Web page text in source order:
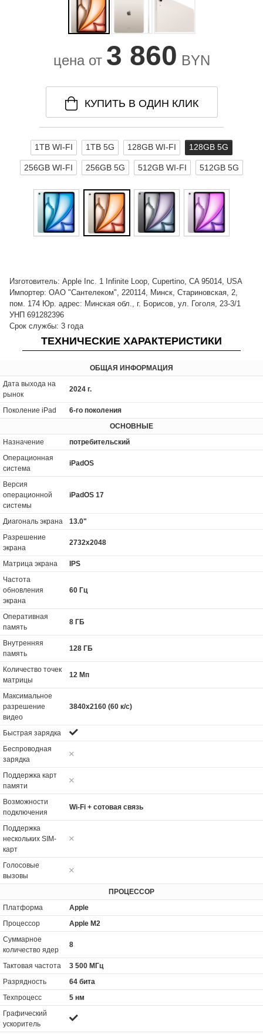
цена от 3 860 BYN
КУПИТЬ В ОДИН КЛИК
1TB WI-FI 1TB 5G 128GB WI-FI 128GB 5G
256GB WI-FI 256GB 5G 512GB WI-FI 512GB 5G
Изготовитель: Apple Inc. 1 Infinite Loop, Cupertino, CA 95014, USA
Импортер: ОАО "Сантелеком", 220114, Минск, Стариновская, 2,
пом. 174 Юр. адрес: Минская обл., г. Борисов, ул. Гоголя, 23-3/1
УНП 691282396
Срок службы: 3 года
ТЕХНИЧЕСКИЕ ХАРАКТЕРИСТИКИ
ОБЩАЯ ИНФОРМАЦИЯ
Дата выхода на
рынок
2024 г.
Поколение iPad
6-го поколения
ОСНОВНЫЕ
Назначение
потребительский
Операционная
система
iPadOS
Версия
операционной
системы
iPadOS 17
Диагональ экрана
13.0"
Разрешение
экрана
2732x2048
Матрица экрана
IPS
Частота
обновления
экрана
60 Гц
Оперативная
память
8 ГБ
Внутренняя
память
128 ГБ
Количество точек
матрицы
12 Мп
Максимальное
разрешение
видео
3840x2160 (60 к/с)
Быстрая зарядка
Беспроводная
зарядка
Поддержка карт
памяти
Возможности
подключения
Wi-Fi + сотовая связь
Поддержка
нескольких SIM-
карт
Голосовые
вызовы
ПРОЦЕССОР
Платформа
Apple
Процессор
Apple M2
Суммарное
количество ядер
8
Тактовая частота
3 500 МГц
Разрядность
64 бита
Техпроцесс
5 нм
Графический
ускоритель